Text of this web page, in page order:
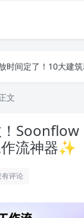
集下载｜总2.7G，压缩后仅
间定了！10大建筑群＋
定了！10大建筑群＋
文
Soonflow
流神器✨
有评论